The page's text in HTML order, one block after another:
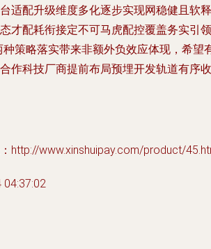
适配升级维度多化逐步实现网稳健且软释
才配耗衔接定不可马虎配控覆盖务实引领
种策略落实带来非额外负效应体现，希望
作科技厂商提前布局预埋开发轨道有序收
http://www.xinshuipay.com/product/
04:37:02